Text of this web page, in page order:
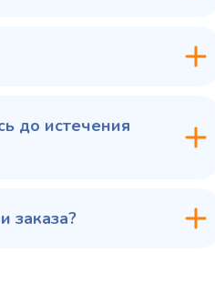
до истечения
заказа?